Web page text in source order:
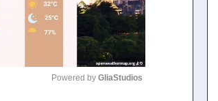
Powered by GliaStudios